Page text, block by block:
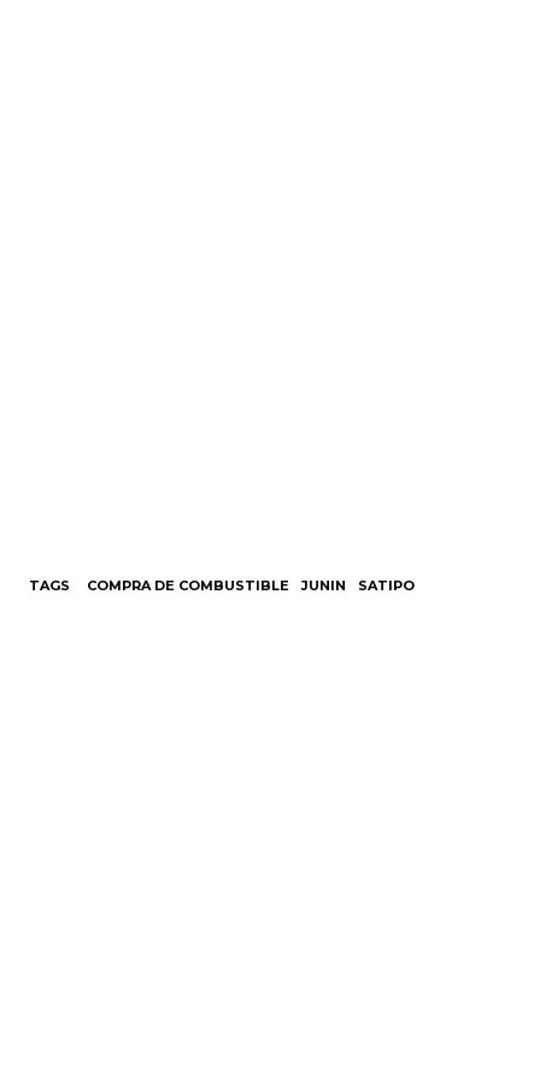
TAGS COMPRA DE COMBUSTIBLE JUNIN SATIPO